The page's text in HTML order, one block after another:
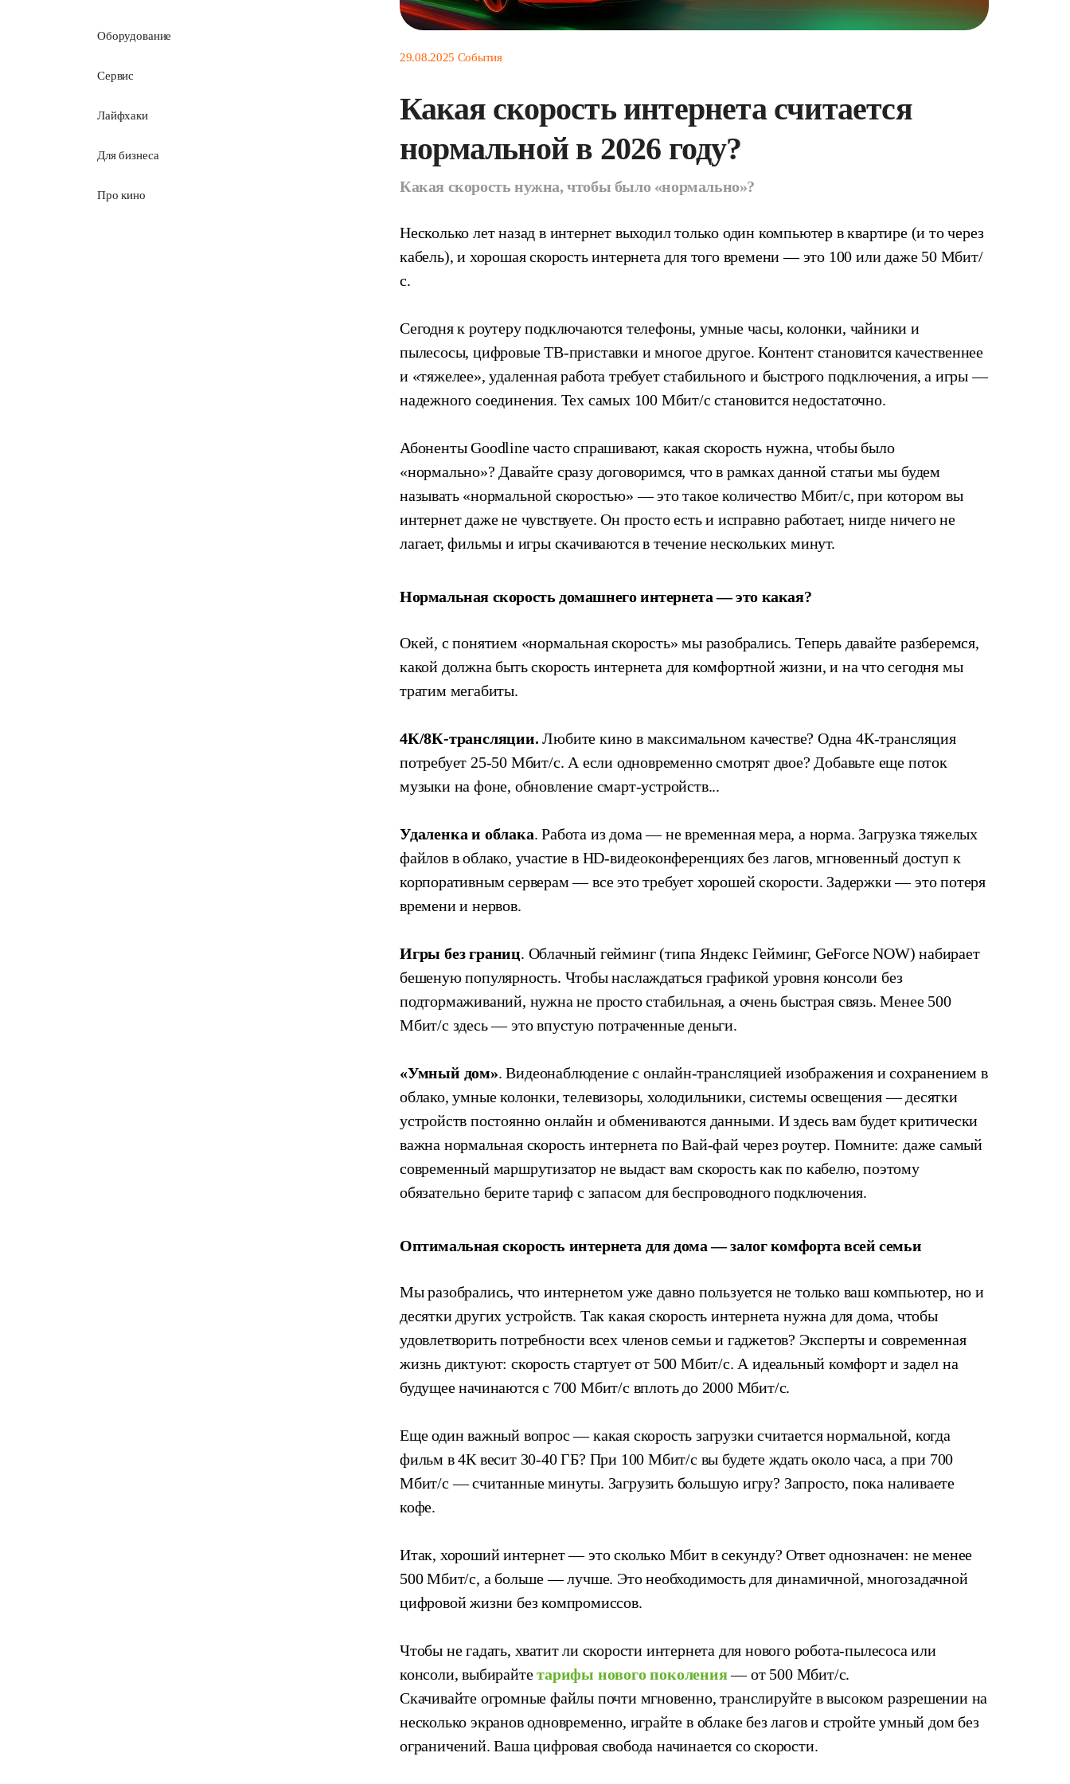
Оборудование
Сервис
Лайфхаки
Для бизнеса
Про кино
29.08.2025 События
Какая скорость интернета считается
нормальной в 2026 году?
Какая скорость нужна, чтобы было «нормально»?
Несколько лет назад в интернет выходил только один компьютер в квартире (и то через
кабель), и хорошая скорость интернета для того времени — это 100 или даже 50 Мбит/
с.
Сегодня к роутеру подключаются телефоны, умные часы, колонки, чайники и
пылесосы, цифровые ТВ-приставки и многое другое. Контент становится качественнее
и «тяжелее», удаленная работа требует стабильного и быстрого подключения, а игры —
надежного соединения. Тех самых 100 Мбит/с становится недостаточно.
Абоненты Goodline часто спрашивают, какая скорость нужна, чтобы было
«нормально»? Давайте сразу договоримся, что в рамках данной статьи мы будем
называть «нормальной скоростью» — это такое количество Мбит/с, при котором вы
интернет даже не чувствуете. Он просто есть и исправно работает, нигде ничего не
лагает, фильмы и игры скачиваются в течение нескольких минут.
Нормальная скорость домашнего интернета — это какая?
Окей, с понятием «нормальная скорость» мы разобрались. Теперь давайте разберемся,
какой должна быть скорость интернета для комфортной жизни, и на что сегодня мы
тратим мегабиты.
4К/8К-трансляции. Любите кино в максимальном качестве? Одна 4К-трансляция
потребует 25-50 Мбит/с. А если одновременно смотрят двое? Добавьте еще поток
музыки на фоне, обновление смарт-устройств...
Удаленка и облака. Работа из дома — не временная мера, а норма. Загрузка тяжелых
файлов в облако, участие в HD-видеоконференциях без лагов, мгновенный доступ к
корпоративным серверам — все это требует хорошей скорости. Задержки — это потеря
времени и нервов.
Игры без границ. Облачный гейминг (типа Яндекс Гейминг, GeForce NOW) набирает
бешеную популярность. Чтобы наслаждаться графикой уровня консоли без
подтормаживаний, нужна не просто стабильная, а очень быстрая связь. Менее 500
Мбит/с здесь — это впустую потраченные деньги.
«Умный дом». Видеонаблюдение с онлайн-трансляцией изображения и сохранением в
облако, умные колонки, телевизоры, холодильники, системы освещения — десятки
устройств постоянно онлайн и обмениваются данными. И здесь вам будет критически
важна нормальная скорость интернета по Вай-фай через роутер. Помните: даже самый
современный маршрутизатор не выдаст вам скорость как по кабелю, поэтому
обязательно берите тариф с запасом для беспроводного подключения.
Оптимальная скорость интернета для дома — залог комфорта всей семьи
Мы разобрались, что интернетом уже давно пользуется не только ваш компьютер, но и
десятки других устройств. Так какая скорость интернета нужна для дома, чтобы
удовлетворить потребности всех членов семьи и гаджетов? Эксперты и современная
жизнь диктуют: скорость стартует от 500 Мбит/с. А идеальный комфорт и задел на
будущее начинаются с 700 Мбит/с вплоть до 2000 Мбит/с.
Еще один важный вопрос — какая скорость загрузки считается нормальной, когда
фильм в 4К весит 30-40 ГБ? При 100 Мбит/с вы будете ждать около часа, а при 700
Мбит/с — считанные минуты. Загрузить большую игру? Запросто, пока наливаете
кофе.
Итак, хороший интернет — это сколько Мбит в секунду? Ответ однозначен: не менее
500 Мбит/с, а больше — лучше. Это необходимость для динамичной, многозадачной
цифровой жизни без компромиссов.
Чтобы не гадать, хватит ли скорости интернета для нового робота-пылесоса или
консоли, выбирайтетарифы нового поколения— от 500 Мбит/с.
Скачивайте огромные файлы почти мгновенно, транслируйте в высоком разрешении на
несколько экранов одновременно, играйте в облаке безлагов и стройте умный дом без
ограничений. Ваша цифровая свобода начинается со скорости.